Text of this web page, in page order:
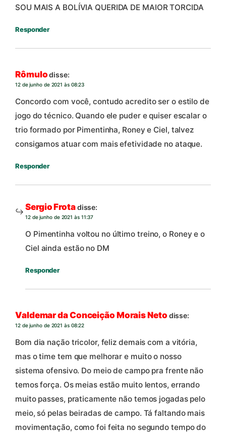
SOU MAIS A BOLÍVIA QUERIDA DE MAIOR TORCIDA
Responder
Rômulodisse:
12 de junho de 2021 às 08:23
Concordo com você, contudo acredito ser o estilo de
jogo do técnico. Quando ele puder e quiser escalar o
trio formado por Pimentinha, Roney e Ciel, talvez
consigamos atuar com mais efetividade no ataque.
Responder
Sergio Frotadisse:
12 de junho de 2021 às 11:37
O Pimentinha voltou no último treino, o Roney e o
Ciel ainda estão no DM
Responder
Valdemar da Conceição Morais Neto disse:
12 de junho de 2021 às 08:22
Bom dia nação tricolor, feliz demais com a vitória,
mas o time tem que melhorar e muito o nosso
sistema ofensivo. Do meio de campo pra frente não
temos força. Os meias estão muito lentos, errando
muito passes, praticamente não temos jogadas pelo
meio, só pelas beiradas de campo. Tá faltando mais
movimentação, como foi feita no segundo tempo do